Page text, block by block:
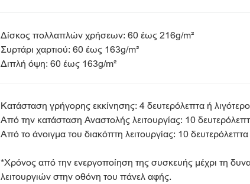
Δίσκος πολλαπλών χρήσεων: 60 έως 216g/m²
Συρτάρι χαρτιού: 60 έως 163g/m²
Διπλή όψη: 60 έως 163g/m²
Κατάσταση γρήγορης εκκίνησης: 4 δευτερόλεπτα ή
Από την κατάσταση Αναστολής λειτουργίας: 10
Από το άνοιγμα του διακόπτη λειτουργίας: 10
*Χρόνος από την ενεργοποίηση της συσκευής μέχρι τη
λειτουργιών στην οθόνη του πάνελ αφής.